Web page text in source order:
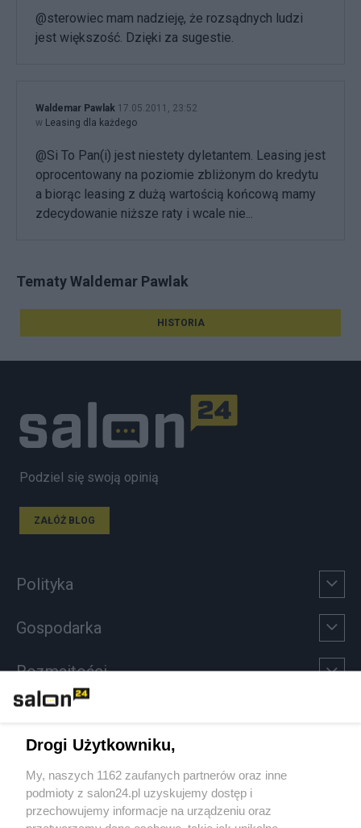
@sterowiec mam nadzieję, że rozsądnych ludzi
jest większość. Dzięki za sugestie.
Waldemar Pawlak 17.05.2011, 23:52
w Leasing dla każdego
@Si To Pan(i) jest niestety dyletantem. Leasing jest
oprocentowany na poziomie zbliżonym do kredytu
a biorąc leasing z dużą wartością końcową mamy
zdecydowanie niższe raty i wcale nie...
Tematy Waldemar Pawlak
HISTORIA
Podziel się swoją opinią
ZAŁÓŻ BLOG
Polityka
Gospodarka
Rozmaitości
Sport
Społeczeństwo
Drogi Użytkowniku,
My, naszych 1162 zaufanych partnerów oraz inne
podmioty z salon24.pl uzyskujemy dostęp i
przechowujemy informacje na urządzeniu oraz